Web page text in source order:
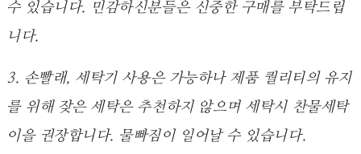
수 있습니다. 민감하신분들은 신중한 구매를 부탁드립
니다.
3. 손빨래, 세탁기 사용은 가능하나 제품 퀄리티의 유지
를 위해 잦은 세탁은 추천하지 않으며 세탁시 찬물세탁
이을 권장합니다. 물빠짐이 일어날 수 있습니다.